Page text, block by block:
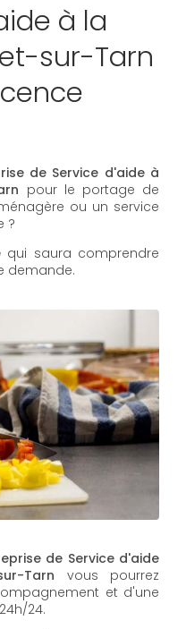
à la
sur-Tarn
de Service d'aide à
pour le portage de
ou un service
?
qui saura comprendre
demande.
de Service d'aide
Tarn vous pourrez
et d'une
24.